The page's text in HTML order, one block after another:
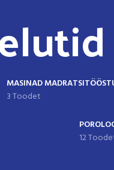
MASINAD
3 Toodet
12